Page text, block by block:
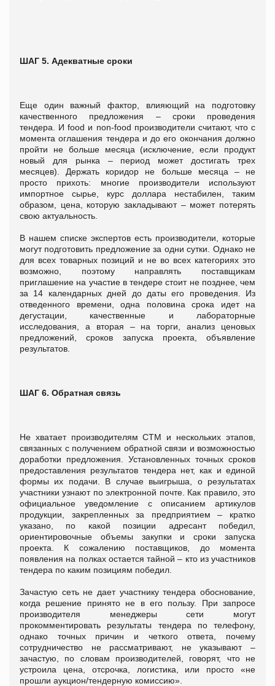
ШАГ 5. Адекватные сроки
Еще один важный фактор, влияющий на подготовку
качественного предложения – сроки проведения
тендера. И food и non-food производители считают, что с
момента оглашения тендера и до его окончания должно
пройти не больше месяца (исключение, если продукт
новый для рынка – период может достигать трех
месяцев). Держать коридор не больше месяца – не
просто прихоть: многие производители используют
импортное сырье, курс доллара нестабилен, таким
образом, цена, которую закладывают – может потерять
свою актуальность.
В нашем списке экспертов есть производители, которые
могут подготовить предложение за одни сутки. Однако не
для всех товарных позиций и не во всех категориях это
возможно, поэтому направлять поставщикам
приглашение на участие в тендере стоит не позднее, чем
за 14 календарных дней до даты его проведения. Из
отведенного времени, одна половина срока идет на
дегустации, качественные и лабораторные
исследования, а вторая – на торги, анализ ценовых
предложений, сроков запуска проекта, объявление
результатов.
ШАГ 6. Обратная связь
Не хватает производителям СТМ и нескольких этапов,
связанных с получением обратной связи и возможностью
доработки предложения. Установленных точных сроков
предоставления результатов тендера нет, как и единой
формы их подачи. В случае выигрыша, о результатах
участники узнают по электронной почте. Как правило, это
официальное уведомление с описанием артикулов
продукции, закрепленных за предприятием – кратко
указано, по какой позиции адресант победил,
ориентировочные объемы закупки и сроки запуска
проекта. К сожалению поставщиков, до момента
появления на полках остается тайной – кто из участников
тендера по каким позициям победил.
Зачастую сеть не дает участнику тендера обоснование,
когда решение принято не в его пользу. При запросе
производителя менеджеры сети могут
прокомментировать результаты тендера по телефону,
однако точных причин и четкого ответа, почему
сотрудничество не рассматривают, не указывают –
зачастую, по словам производителей, говорят, что не
устроила цена, отсрочка, логистика, или просто «не
прошли аукцион/тендерную комиссию».